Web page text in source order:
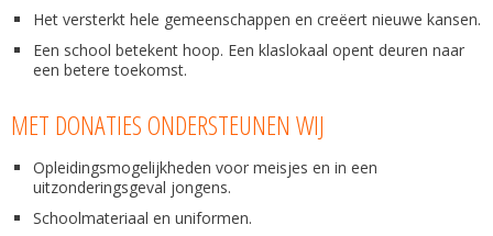
Het versterkt hele gemeenschappen en creëert nieuwe kansen.
Een school betekent hoop. Een klaslokaal opent deuren naar
een betere toekomst.
MET DONATIES ONDERSTEUNEN WIJ
Opleidingsmogelijkheden voor meisjes en in een
uitzonderingsgeval jongens.
Schoolmateriaal en uniformen.